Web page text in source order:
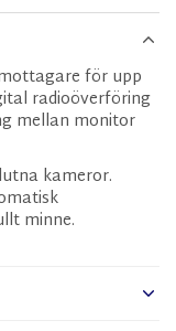
för upp
radioöverföring
mellan monitor
kameror.
minne.